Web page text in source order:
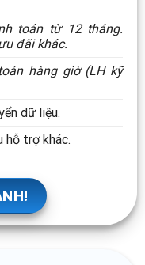
toán từ 12 tháng.
đãi khác.
hàng giờ (LH kỹ
dữ liệu.
hỗ trợ khác.